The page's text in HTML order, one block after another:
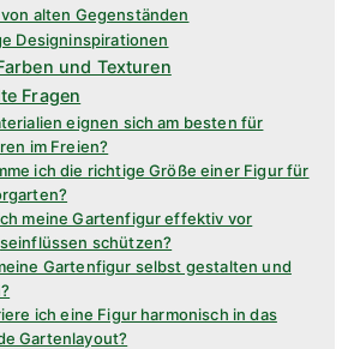
alten Gegenständen
Designinspirationen
und Texturen
Fragen
eignen sich am besten für
im Freien?
ich die richtige Größe einer Figur für
meine Gartenfigur effektiv vor
schützen?
Gartenfigur selbst gestalten und
ich eine Figur harmonisch in das
Gartenlayout?